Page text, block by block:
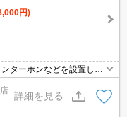
円)
ターホンなどを設置して
用することも可能です。
揃っており、とても充実
詳細を見る